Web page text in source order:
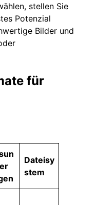
stellen Sie
Potenzial
Bilder und
für
Dateisy
stem